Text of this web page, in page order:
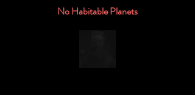
No Habitable Planets